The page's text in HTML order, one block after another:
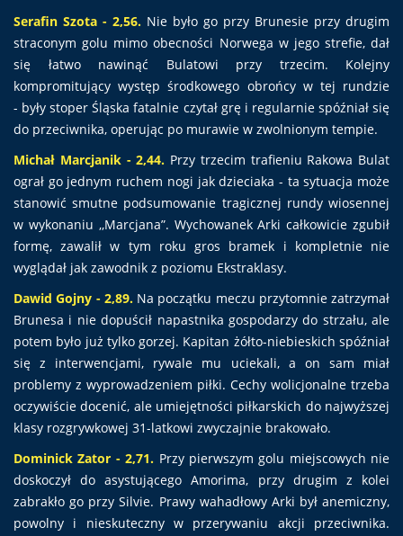
Serafin Szota - 2,56. Nie było go przy Brunesie przy drugim
straconym golu mimo obecności Norwega w jego strefie, dał
się łatwo nawinąć Bulatowi przy trzecim. Kolejny
kompromitujący występ środkowego obrońcy w tej rundzie
- były stoper Śląska fatalnie czytał grę i regularnie spóźniał się
do przeciwnika, operując po murawie w zwolnionym tempie.
Michał Marcjanik - 2,44. Przy trzecim trafieniu Rakowa Bulat
ograł go jednym ruchem nogi jak dzieciaka - ta sytuacja może
stanowić smutne podsumowanie tragicznej rundy wiosennej
w wykonaniu ,,Marcjana”. Wychowanek Arki całkowicie zgubił
formę, zawalił w tym roku gros bramek i kompletnie nie
wyglądał jak zawodnik z poziomu Ekstraklasy.
Dawid Gojny - 2,89.Na początku meczu przytomnie zatrzymał
Brunesa i nie dopuścił napastnika gospodarzy do strzału, ale
potem było już tylko gorzej. Kapitan żółto-niebieskich spóźniał
się z interwencjami, rywale mu uciekali, a on sam miał
problemy z wyprowadzeniem piłki. Cechy wolicjonalne trzeba
oczywiście docenić, ale umiejętności piłkarskich do najwyższej
klasy rozgrywkowej 31-latkowi zwyczajnie brakowało.
Dominick Zator - 2,71. Przy pierwszym golu miejscowych nie
doskoczył do asystującego Amorima, przy drugim z kolei
zabrakło go przy Silvie. Prawy wahadłowy Arki był anemiczny,
powolny i nieskuteczny w przerywaniu akcji przeciwnika.